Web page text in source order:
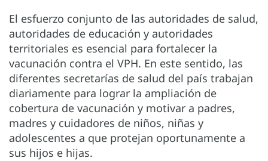
El esfuerzo conjunto de las autoridades de salud,
autoridades de educación y autoridades
territoriales es esencial para fortalecer la
vacunación contra el VPH. En este sentido, las
diferentes secretarías de salud del país trabajan
diariamente para lograr la ampliación de
cobertura de vacunación y motivar a padres,
madres y cuidadores de niños, niñas y
adolescentes a que protejan oportunamente a
sus hijos e hijas.